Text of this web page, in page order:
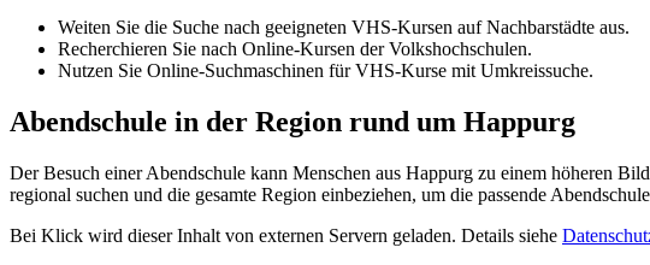
Weiten Sie die Suche nach geeigneten VHS-Kursen auf Nachbarstädte aus.
Recherchieren Sie nach Online-Kursen der Volkshochschulen.
Nutzen Sie Online-Suchmaschinen für VHS-Kurse mit Umkreissuche.
Abendschule in der Region rund um Happurg
Der Besuch einer Abendschule kann Menschen aus Happurg zu einem höheren
regional suchen und die gesamte Region einbeziehen, um die passende
Bei Klick wird dieser Inhalt von externen Servern geladen. Details siehe